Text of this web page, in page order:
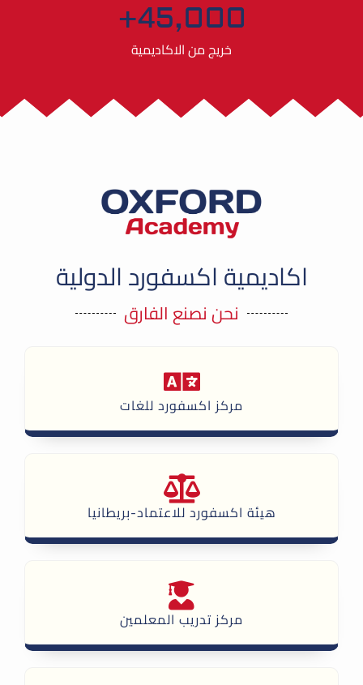
خريج من الاكاديمية
45,000
+
اكاديمية اكسفورد الدولية
نحن نصنع الفارق
مركز اكسفورد للغات
هيئة اكسفورد للاعتماد-بريطانيا
مركز تدريب المعلمين